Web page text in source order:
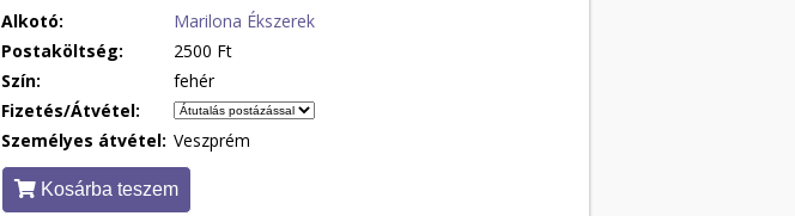
Alkotó:
Marilona Ékszerek
Postaköltség:
2500 Ft
Szín:
fehér
Fizetés/Átvétel:
Személyes átvétel: Veszprém
Kosárba teszem